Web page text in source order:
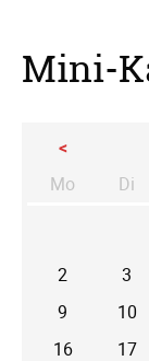
Mini-
<
Mo
Di
2
3
9
10
16
17